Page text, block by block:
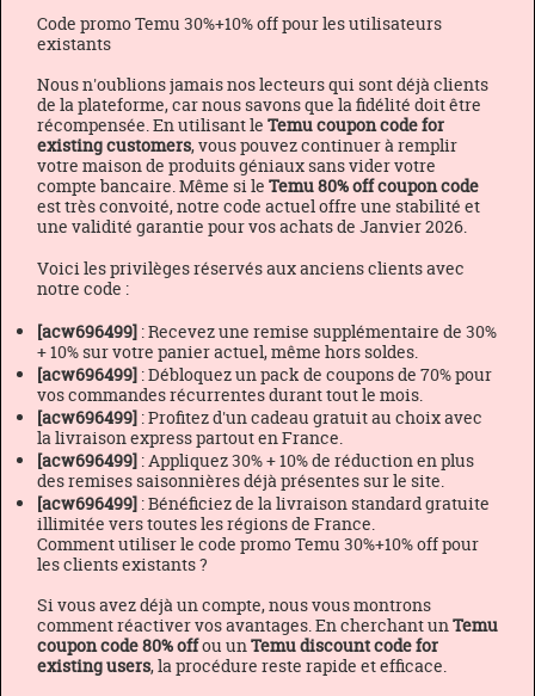
Code promo Temu 30%+10% off pour les utilisateurs
existants
Nous n'oublions jamais nos lecteurs qui sont déjà clients
de la plateforme, car nous savons que la fidélité doit être
récompensée. En utilisant le Temu coupon code for
existing customers, vous pouvez continuer à remplir
votre maison de produits géniaux sans vider votre
compte bancaire. Même si le Temu 80% off coupon code
est très convoité, notre code actuel offre une stabilité et
une validité garantie pour vos achats de Janvier 2026.
Voici les privilèges réservés aux anciens clients avec
notre code :
[acw696499] : Recevez une remise supplémentaire de 30%
+ 10% sur votre panier actuel, même hors soldes.
[acw696499] : Débloquez un pack de coupons de 70% pour
vos commandes récurrentes durant tout le mois.
[acw696499] : Profitez d'un cadeau gratuit au choix avec
la livraison express partout en France.
[acw696499] : Appliquez 30% + 10% de réduction en plus
des remises saisonnières déjà présentes sur le site.
[acw696499] : Bénéficiez de la livraison standard gratuite
illimitée vers toutes les régions de France.
Comment utiliser le code promo Temu 30%+10% off pour
les clients existants ?
Si vous avez déjà un compte, nous vous montrons
comment réactiver vos avantages. En cherchant unTemu
coupon code 80% offou unTemu discount code for
existing users, la procédure reste rapide et efficace.